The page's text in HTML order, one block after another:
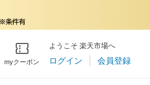
myクーポン
ようこそ 楽天市場へ
ログイン 会員登録